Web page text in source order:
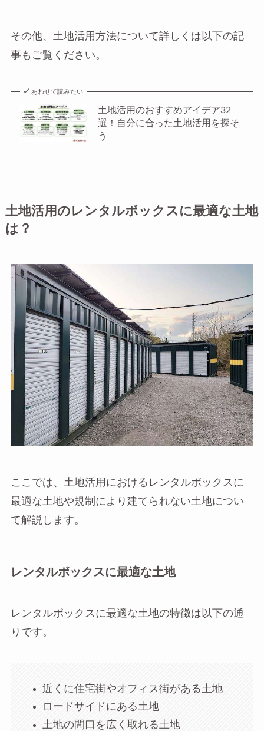
その他、土地活用方法について詳しくは以下の記
事もご覧ください。
あわせて読みたい
土地活用のおすすめアイデア32
選！自分に合った土地活用を探そ
う
土地活用のレンタルボックスに最適な土地
は？
ここでは、土地活用におけるレンタルボックスに
最適な土地や規制により建てられない土地につい
て解説します。
レンタルボックスに最適な土地
レンタルボックスに最適な土地の特徴は以下の通
りです。
近くに住宅街やオフィス街がある土地
ロードサイドにある土地
土地の間口を広く取れる土地